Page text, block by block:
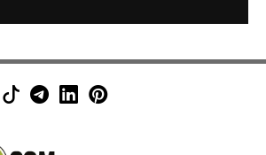
en Facebook
en Instagram
en X (Twitter)
Minuto30 en TikTok
Canal de Minuto30 en
Minuto30 en LinkedIn
Minuto30 en